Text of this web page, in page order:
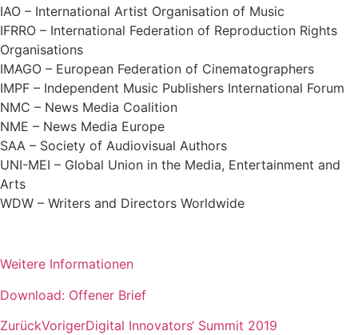
IAO – International Artist Organisation of Music
IFRRO – International Federation of Reproduction Rights
Organisations
IMAGO – European Federation of Cinematographers
IMPF – Independent Music Publishers International Forum
NMC – News Media Coalition
NME – News Media Europe
SAA – Society of Audiovisual Authors
UNI-MEI – Global Union in the Media, Entertainment and
Arts
WDW – Writers and Directors Worldwide
Weitere Informationen
Download: Offener Brief
ZurückVorigerDigital Innovators‘ Summit 2019